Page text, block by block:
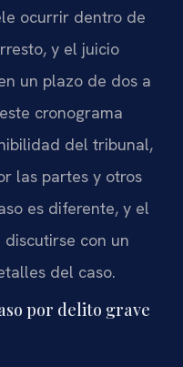
ocurrir dentro de
y el juicio
un plazo de dos a
cronograma
del tribunal,
las partes y otros
es diferente, y el
con un
del caso.
por delito grave